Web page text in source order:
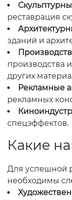
реставрация
зданий и
производства
других
Рекламные
рекламных
спецэффектов.
Какие
Для успешной
необходимы